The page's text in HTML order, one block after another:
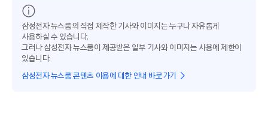
삼성전자 뉴스룸의 직접 제작한 기사와 이미지는 누구나 자유롭게
사용하실 수 있습니다.
그러나 삼성전자 뉴스룸이 제공받은 일부 기사와 이미지는 사용에 제한이
있습니다.
삼성전자 뉴스룸 콘텐츠 이용에 대한 안내 바로가기